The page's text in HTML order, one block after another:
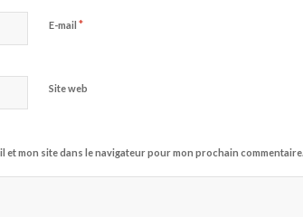
E-mail *
Site web
et mon site dans le navigateur pour mon prochain commentaire.